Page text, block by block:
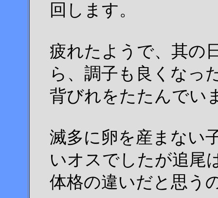
回します。
疲れたようで、其の
ら、調子も良くなっ
背びれをたたんでい
滅多に卵を産まない
いオスでしたが追尾
体格の違いだと思う